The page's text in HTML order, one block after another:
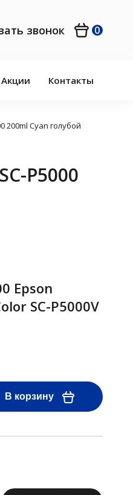
звонок 0
Акции Контакты
200ml Cyan голубой
P5000
Epson
SC-P5000V
В корзину